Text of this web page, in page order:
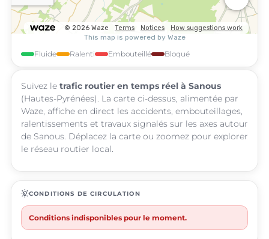
Fluide Ralenti Embouteillé Bloqué
Suivez le trafic routier en temps réel à Sanous
(Hautes-Pyrénées). La carte ci-dessus, alimentée par
Waze, affiche en direct les accidents, embouteillages,
ralentissements et travaux signalés sur les axes autour
de Sanous. Déplacez la carte ou zoomez pour explorer
le réseau routier local.
routineCONDITIONS DE CIRCULATION
Conditions indisponibles pour le moment.